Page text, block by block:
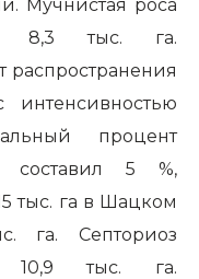
Мучнистая роса
8,3 тыс. га.
процент
составил 5 %,
тыс. га в Шацком
га. Септориоз
10,9 тыс. га.